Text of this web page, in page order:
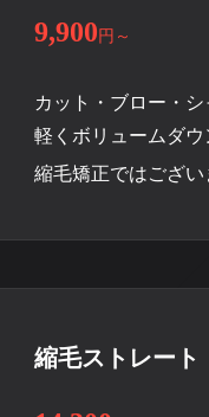
9,900 円 ～
カット・ブロー・
軽くボリュームダ
縮毛矯正ではござ
縮毛ストレート